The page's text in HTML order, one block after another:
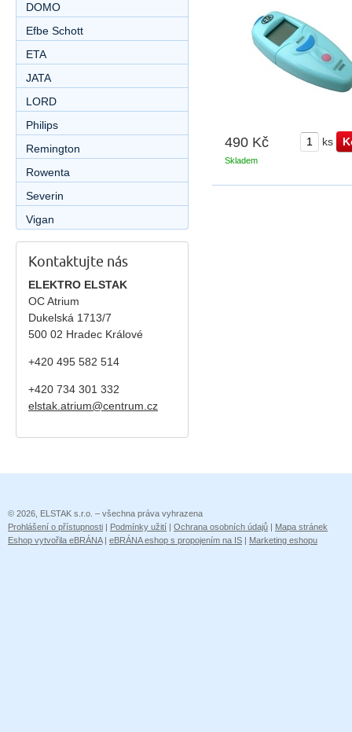
490 Kč ks
Skladem
DOMO
Efbe Schott
ETA
JATA
LORD
Philips
Remington
Rowenta
Severin
Vigan
Kontaktujte nás
ELEKTRO ELSTAK
OC Atrium
Dukelská 1713/7
500 02 Hradec Králové
+420 495 582 514
+420 734 301 332
elstak.atrium@centrum.cz
© 2026, ELSTAK s.r.o. – všechna práva vyhrazena
Prohlášení o přístupnosti | Podmínky užití | Ochrana osobních údajů | Mapa stránek
Eshop vytvořila eBRÁNA| eBRÁNA eshop s propojením na IS | Marketing eshopu